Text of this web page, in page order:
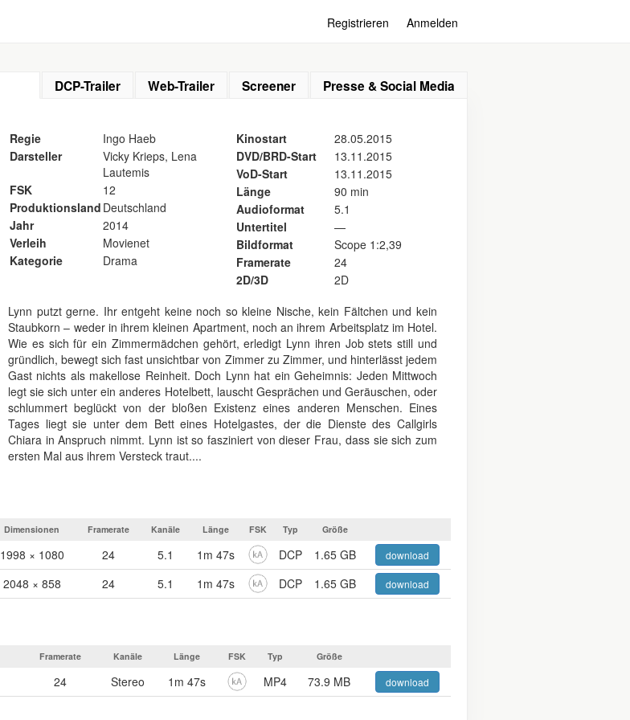
Registrieren Anmelden
DCP-Trailer Web-Trailer Screener Presse & Social Media
Regie
Ingo Haeb
Darsteller
Vicky Krieps, Lena
Lautemis
FSK
12
Produktionsland Deutschland
Jahr
2014
Verleih
Movienet
Kategorie
Drama
Kinostart
28.05.2015
DVD/BRD-Start
13.11.2015
VoD-Start
13.11.2015
Länge
90 min
Audioformat
5.1
Untertitel
—
Bildformat
Scope 1:2,39
Framerate
24
2D/3D
2D
Lynn putzt gerne. Ihr entgeht keine noch so kleine Nische, kein Fältchen und kein
Staubkorn – weder in ihrem kleinen Apartment, noch an ihrem Arbeitsplatz im Hotel.
Wie es sich für ein Zimmermädchen gehört, erledigt Lynn ihren Job stets still und
gründlich, bewegt sich fast unsichtbar von Zimmer zu Zimmer, und hinterlässt jedem
Gast nichts als makellose Reinheit. Doch Lynn hat ein Geheimnis: Jeden Mittwoch
legt sie sich unter ein anderes Hotelbett, lauscht Gesprächen und Geräuschen, oder
schlummert beglückt von der bloßen Existenz eines anderen Menschen. Eines
Tages liegt sie unter dem Bett eines Hotelgastes, der die Dienste des Callgirls
Chiara in Anspruch nimmt. Lynn ist so fasziniert von dieser Frau, dass sie sich zum
ersten Mal aus ihrem Versteck traut....
Dimensionen Framerate Kanäle Länge FSK Typ Größe
1998 × 1080 24 5.1 1m 47s DCP 1.65 GB download
2048 × 858 24 5.1 1m 47s DCP 1.65 GB download
Framerate Kanäle Länge FSK Typ Größe
24 Stereo 1m 47s MP4 73.9 MB download